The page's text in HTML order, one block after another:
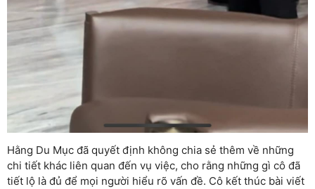
Hằng Du Mục đã quyết định không chia sẻ thêm về những
chi tiết khác liên quan đến vụ việc, cho rằng những gì cô đã
tiết lộ là đủ để mọi người hiểu rõ vấn đề. Cô kết thúc bài viết